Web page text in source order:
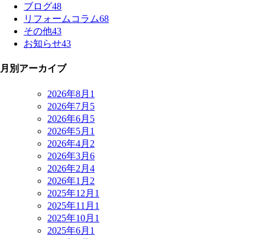
ブログ48
リフォームコラム68
その他43
お知らせ43
月別アーカイブ
2026年8月 1
2026年7月 5
2026年6月 5
2026年5月 1
2026年4月 2
2026年3月 6
2026年2月 4
2026年1月 2
2025年12月 1
2025年11月 1
2025年10月 1
2025年6月 1